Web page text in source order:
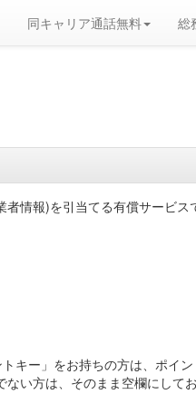
同キャリア通話無料 総
情報)を引当てる有償サービ
キー」をお持ちの方は、ポイ
い方は、そのまま空欄にし